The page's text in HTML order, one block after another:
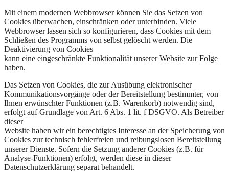
Mit einem modernen Webbrowser können Sie das Setzen von
Cookies überwachen, einschränken oder unterbinden. Viele
Webbrowser lassen sich so konfigurieren, dass Cookies mit dem
Schließen des Programms von selbst gelöscht werden. Die
Deaktivierung von Cookies
kann eine eingeschränkte Funktionalität unserer Website zur Folge
haben.
Das Setzen von Cookies, die zur Ausübung elektronischer
Kommunikationsvorgänge oder der Bereitstellung bestimmter, von
Ihnen erwünschter Funktionen (z.B. Warenkorb) notwendig sind,
erfolgt auf Grundlage von Art. 6 Abs. 1 lit. f DSGVO. Als Betreiber
dieser
Website haben wir ein berechtigtes Interesse an der Speicherung von
Cookies zur technisch fehlerfreien und reibungslosen Bereitstellung
unserer Dienste. Sofern die Setzung anderer Cookies (z.B. für
Analyse-Funktionen) erfolgt, werden diese in dieser
Datenschutzerklärung separat behandelt.